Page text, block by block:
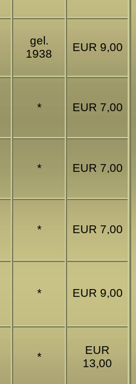
gel.
1938
EUR 9,00
* EUR 7,00
* EUR 7,00
* EUR 7,00
* EUR 9,00
*
EUR
13,00